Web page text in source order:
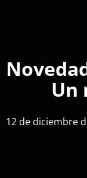
Un
12 de diciembre